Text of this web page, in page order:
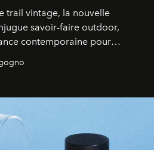
trail vintage, la nouvelle
savoir-faire outdoor,
contemporaine pour
du quotidien.